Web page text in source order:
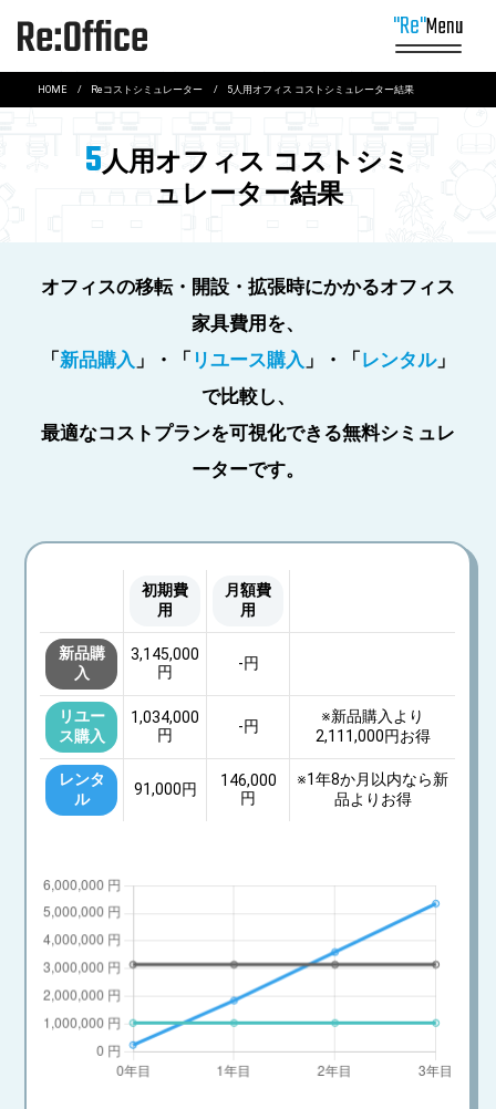
”Re”オフィスとは？
Rental
Reuse 中古オフィス家具を活用する
オフィス家具を長く使う
Reduce オフィス家具の廃棄物を減らす
HOME Reコストシミュレーター 5人用オフィス コストシミュレーター結果
5人用オフィス コストシミ
ュレーター結果
オフィスの移転・開設・拡張時にかかるオフィス
家具費用を、
「 新品購入 」・「 リユース購入 」・「 レンタル」
で比較し、
最適なコストプランを可視化できる無料シミュレ
ーターです。
初期費
用
月額費
用
新品購
入
3,145,000
円
-円
リユー
ス購入
1,034,000
円
-円
※新品購入より
2,111,000円お得
レンタ
ル
91,000円
146,000
円
※1年8か月 以内なら新
品よりお得